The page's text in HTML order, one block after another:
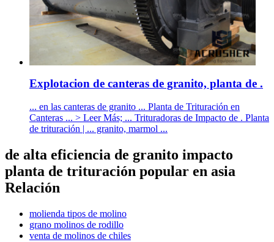
Explotacion de canteras de granito, planta de .
... en las canteras de granito ... Planta de Trituración en
Canteras ... > Leer Más; ... Trituradoras de Impacto de . Planta
de trituración | ... granito, marmol ...
de alta eficiencia de granito impacto
planta de trituración popular en asia
Relación
molienda tipos de molino
grano molinos de rodillo
venta de molinos de chiles